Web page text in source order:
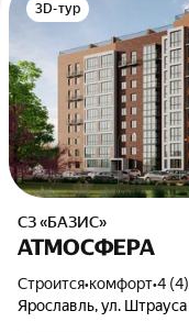
3D-тур
СЗ «БАЗИС»
АТМОСФЕРА
Строится•комфорт•4 (4)
Ярославль, ул. Штрауса